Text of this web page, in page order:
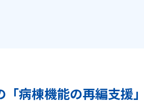
「病棟機能の再編支援